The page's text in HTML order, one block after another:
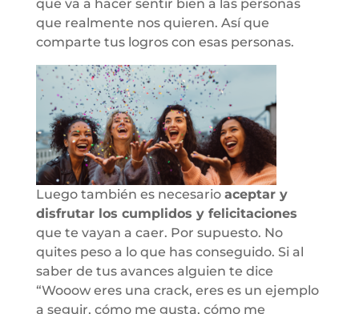
que va a hacer sentir bien a las personas
que realmente nos quieren. Así que
comparte tus logros con esas personas.
Luego también es necesario aceptar y
disfrutar los cumplidos y felicitaciones
que te vayan a caer. Por supuesto. No
quites peso a lo que has conseguido. Si al
saber de tus avances alguien te dice
“Wooow eres una crack, eres es un ejemplo
a seguir, cómo me gusta, cómo me